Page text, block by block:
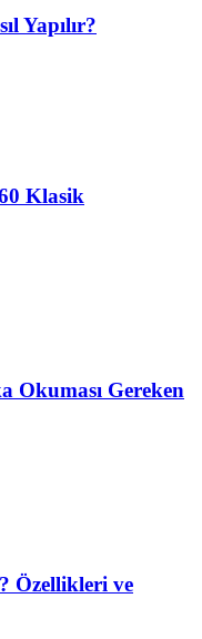
Yapılır?
Klasik
Okuması Gereken
Özellikleri ve